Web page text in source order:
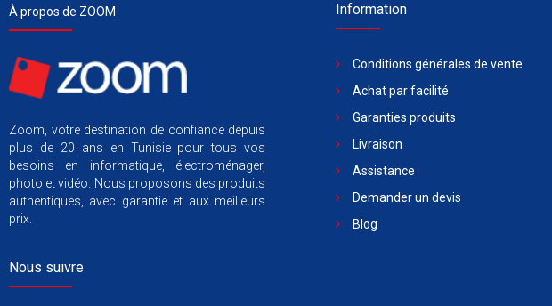
À propos de ZOOM
Zoom, votre destination de confiance depuis
plus de 20 ans en Tunisie pour tous vos
besoins en informatique, électroménager,
photo et vidéo. Nous proposons des produits
authentiques, avec garantie et aux meilleurs
prix.
Nous suivre
Information
Conditions générales de vente
Achat par facilité
Garanties produits
Livraison
Assistance
Demander un devis
Blog